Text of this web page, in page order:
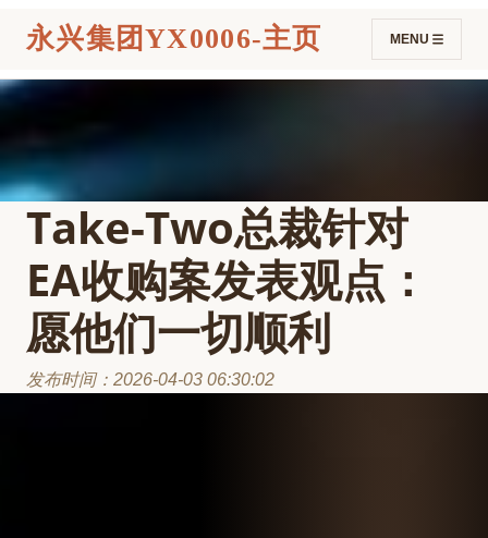
永兴集团YX0006-主页 MENU
Take-Two总裁针对
EA收购案发表观点：
愿他们一切顺利
发布时间：2026-04-03 06:30:02